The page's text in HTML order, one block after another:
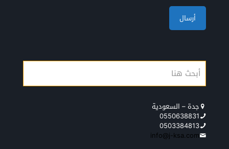
جدة – السعودية
0550638831
0503384813
info@j-ksa.com